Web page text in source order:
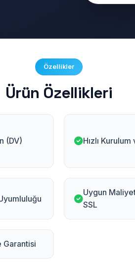
Özellikler
Ürün Özellikleri
(DV) Hızlı
Uygun
SSL
Garantisi